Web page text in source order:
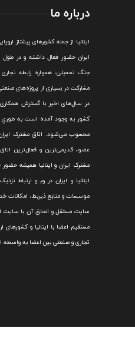
درباره ما
ايتاليا از جمله کشورهای پيشتاز
ايران حضور فعال داشته و در
جنگ تحميلی، همواره رابطه
مشارکت در بسياری از پروژه‌های
در سال‌های اخير با گسترش
کشور به وجود آمده است به طوري که
محسوب می‌شود.
عضو، قدیمی‌ترین و فعال‌ترین
مشترک ايران و ايتاليا هميشه
ايتاليا و ايران در رم و ارتباط
موسسات و منابع ذيربط، امکانات
سايت مستقل و الحاق آن با سايت
مستقيم اعضا با ايتاليا و کشورهای
تجاری و صنعتی بين اعضا به واسطه